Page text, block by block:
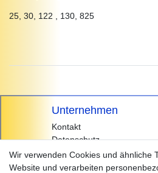
25, 30, 122 , 130, 825
Unternehmen
Kontakt
Datenschutz
AGB
Impressum
Wir verwenden Cookies und ähnliche
Website und verarbeiten